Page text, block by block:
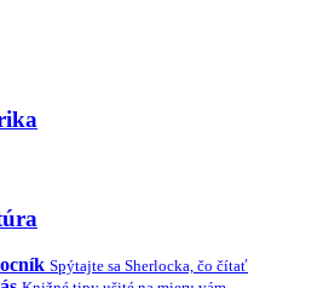
Spýtajte sa Sherlocka, čo čítať